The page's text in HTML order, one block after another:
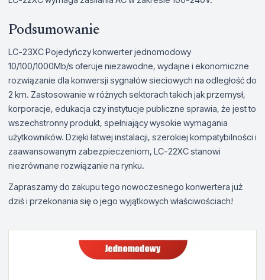
Podsumowanie
LC-23XC Pojedyńczy konwerter jednomodowy
10/100/1000Mb/s oferuje niezawodne, wydajne i ekonomiczne
rozwiązanie dla konwersji sygnałów sieciowych na odległość do
2 km. Zastosowanie w różnych sektorach takich jak przemysł,
korporacje, edukacja czy instytucje publiczne sprawia, że jest to
wszechstronny produkt, spełniający wysokie wymagania
użytkowników. Dzięki łatwej instalacji, szerokiej kompatybilności i
zaawansowanym zabezpieczeniom, LC-22XC stanowi
niezrównane rozwiązanie na rynku.
Zapraszamy do zakupu tego nowoczesnego konwertera już
dziś i przekonania się o jego wyjątkowych właściwościach!